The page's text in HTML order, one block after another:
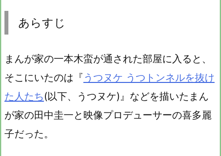
あらすじ
まんが家の一本木蛮が通された部屋に入ると、
そこにいたのは『 うつヌケ うつトンネルを抜け
た人たち(以下、うつヌケ)』などを描いたまん
が家の田中圭一と映像プロデューサーの喜多麗
子だった。